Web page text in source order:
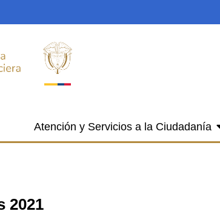
Atención y Servicios a la Ciudadanía
2021